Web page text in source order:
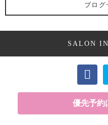
ブログ
SALON
優先予約